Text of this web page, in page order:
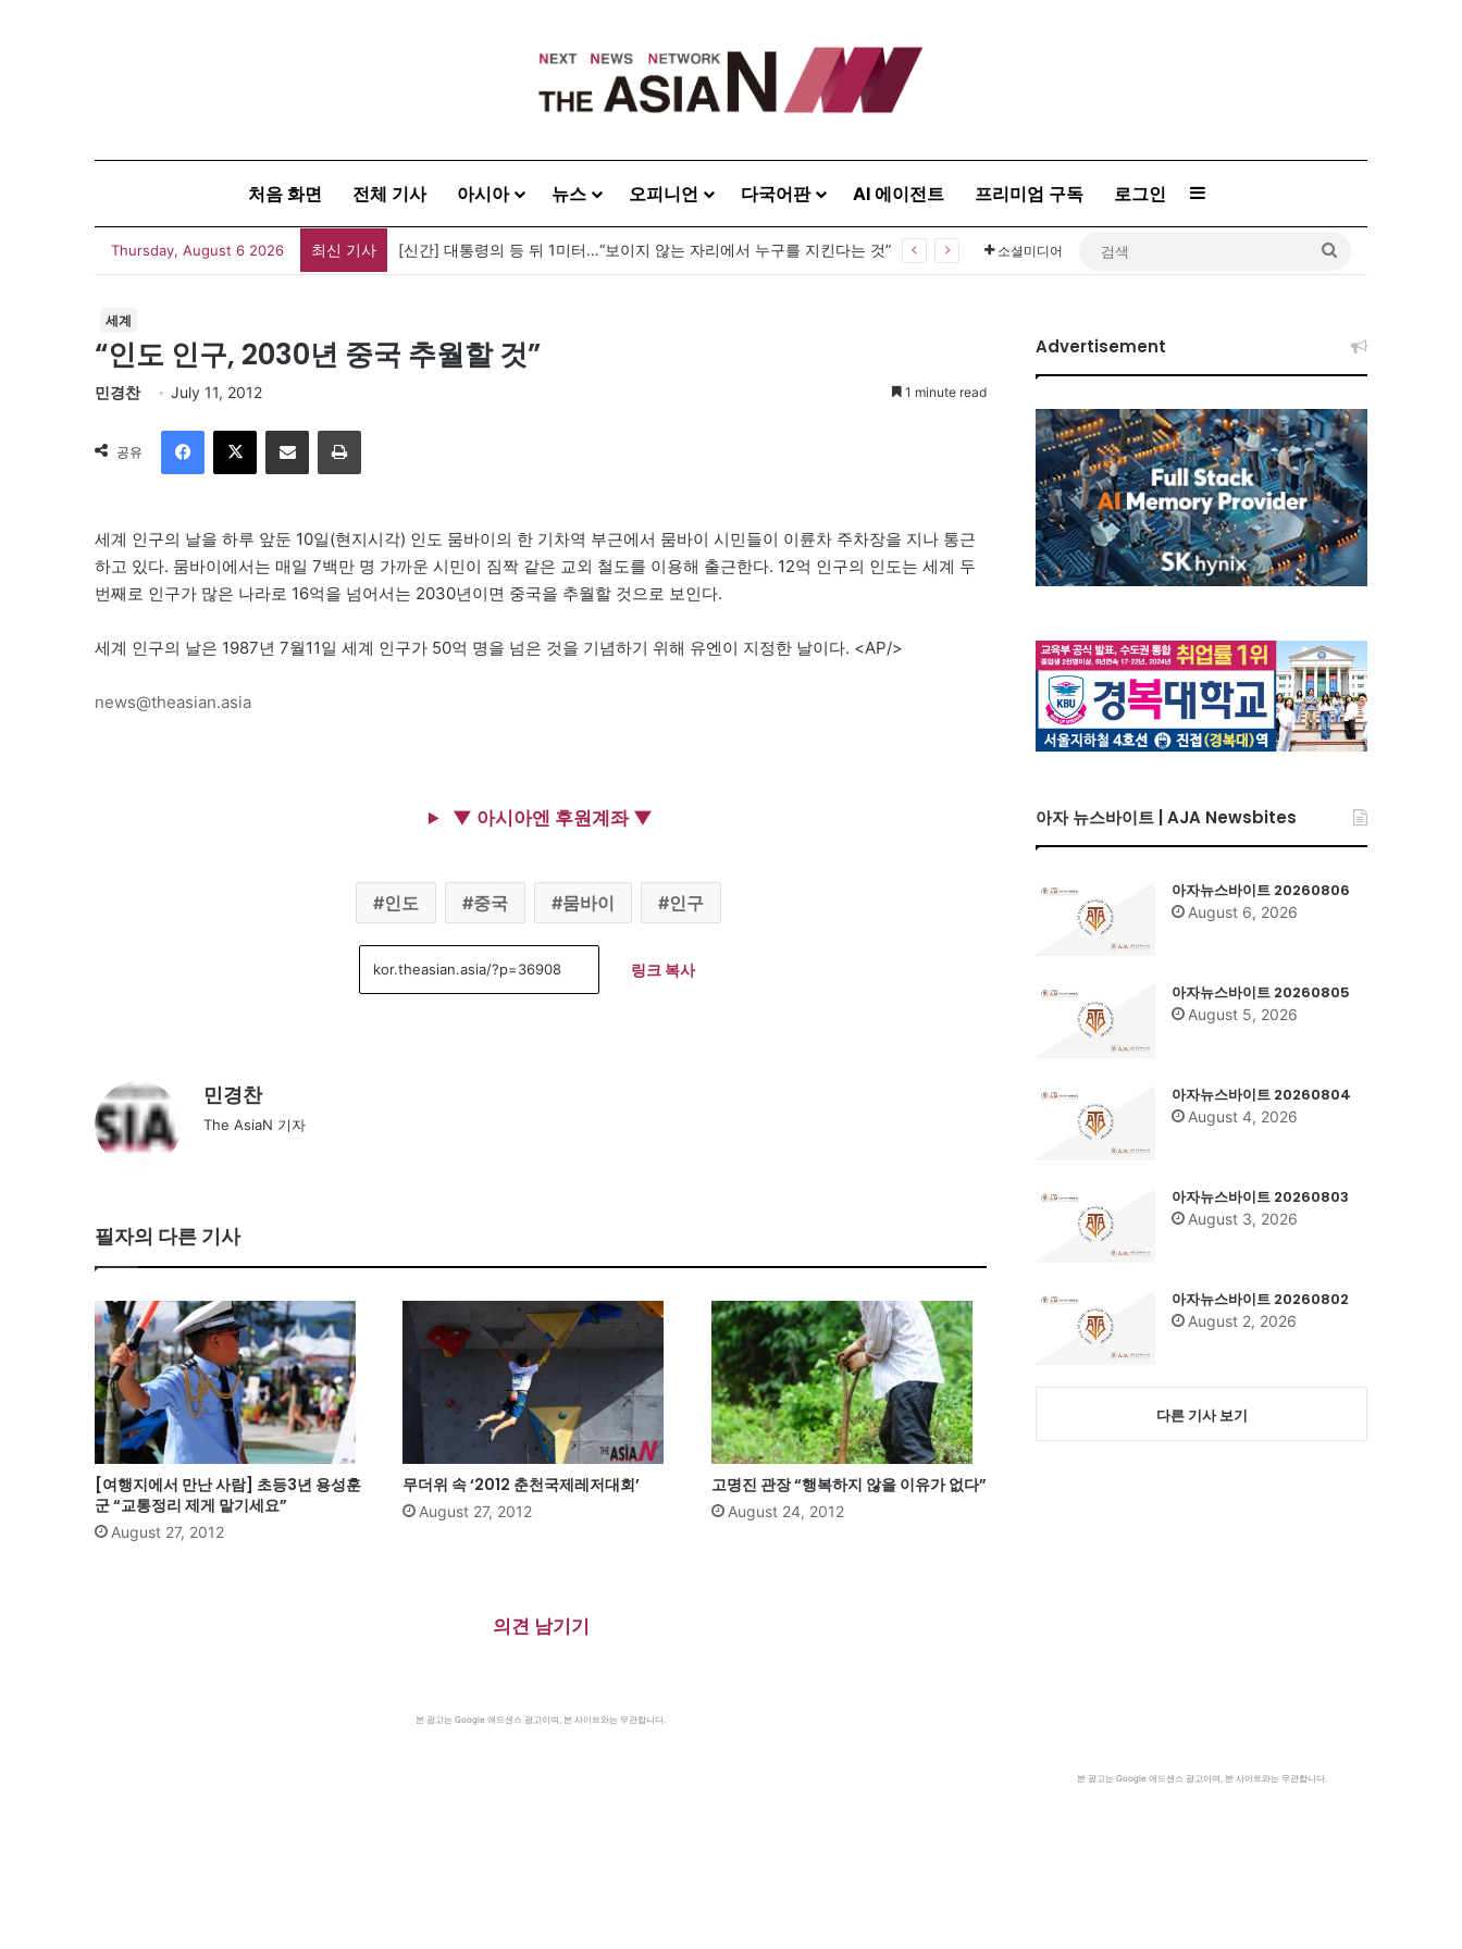
처음 화면 전체 기사 아시아 뉴스 오피니언 다국어판 AI 에이전트 프리미엄 구독 로그인 Sidebar
Thursday, August 6 2026 최신 기사 [신간] 대통령의 등 뒤 1미터…“보이지 않는 자리에서 누구를 지킨다는 것” 소셜미디어
세계
“인도 인구, 2030년 중국 추월할 것”
민경찬 July 11, 2012 1 minute read
공유
이메일
세계 인구의 날을 하루 앞둔 10일(현지시각) 인도 뭄바이의 한 기차역 부근에서 뭄바이 시민들이 이륜차 주차장을 지나 통근
하고 있다. 뭄바이에서는 매일 7백만 명 가까운 시민이 짐짝 같은 교외 철도를 이용해 출근한다. 12억 인구의 인도는 세계 두
번째로 인구가 많은 나라로 16억을 넘어서는 2030년이면 중국을 추월할 것으로 보인다.
세계 인구의 날은 1987년 7월11일 세계 인구가 50억 명을 넘은 것을 기념하기 위해 유엔이 지정한 날이다. <AP/>
news@theasian.asia
▼ 아시아엔 후원계좌 ▼
인도 중국 뭄바이 인구
링크 복사
민경찬
The AsiaN 기자
필자의 다른 기사
[여행지에서 만난 사람] 초등3년 용성훈
군 “교통정리 제게 맡기세요”
August 27, 2012
무더위 속 ‘2012 춘천국제레저대회’
August 27, 2012
고명진 관장 “행복하지 않을 이유가 없다”
August 24, 2012
의견 남기기
본 광고는 Google 애드센스 광고이며, 본 사이트와는 무관합니다.
Advertisement
아자 뉴스바이트 | AJA Newsbites
아자뉴스바이트 20260806
August 6, 2026
아자뉴스바이트 20260805
August 5, 2026
아자뉴스바이트 20260804
August 4, 2026
아자뉴스바이트 20260803
August 3, 2026
아자뉴스바이트 20260802
August 2, 2026
다른 기사 보기
본 광고는 Google 애드센스 광고이며, 본 사이트와는 무관합니다.